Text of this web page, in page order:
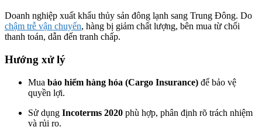
Doanh nghiệp xuất khẩu thủy sản đông lạnh sang Trung Đông. Do
chậm trễ vận chuyển, hàng bị giảm chất lượng, bên mua từ chối
thanh toán, dẫn đến tranh chấp.
Hướng xử lý
Mua bảo hiểm hàng hóa (Cargo Insurance) để bảo vệ
quyền lợi.
Sử dụng Incoterms 2020 phù hợp, phân định rõ trách nhiệm
và rủi ro.